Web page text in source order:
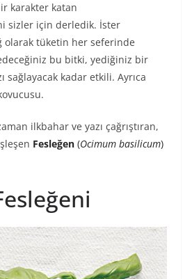
karakter katan
sizler için derledik. İster
olarak tüketin her seferinde
bu bitki, yediğiniz bir
sağlayacak kadar etkili. Ayrıca
ilkbahar ve yazı çağrıştıran,
Fesleğen (Ocimum basilicum)